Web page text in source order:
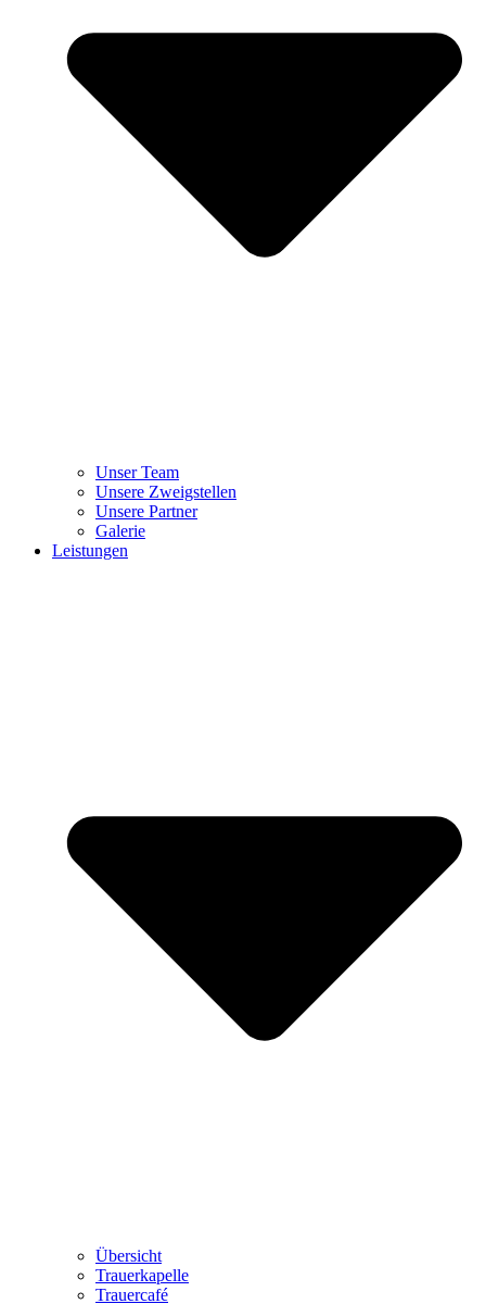
Unser Team
Unsere Zweigstellen
Unsere Partner
Galerie
Leistungen
Übersicht
Trauerkapelle
Trauercafé